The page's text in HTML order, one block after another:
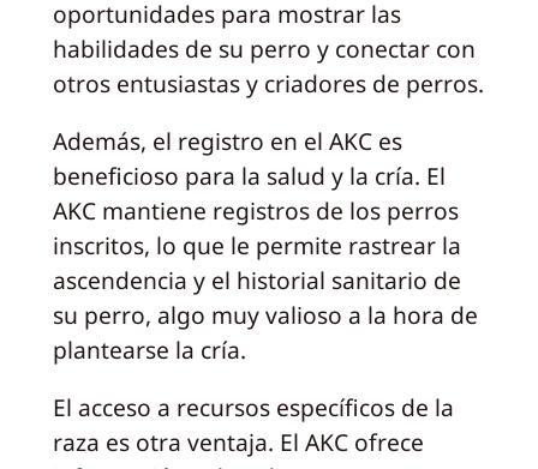
oportunidades para mostrar las
habilidades de su perro y conectar con
otros entusiastas y criadores de perros.
Además, el registro en el AKC es
beneficioso para la salud y la cría. El
AKC mantiene registros de los perros
inscritos, lo que le permite rastrear la
ascendencia y el historial sanitario de
su perro, algo muy valioso a la hora de
plantearse la cría.
El acceso a recursos específicos de la
raza es otra ventaja. El AKC ofrece